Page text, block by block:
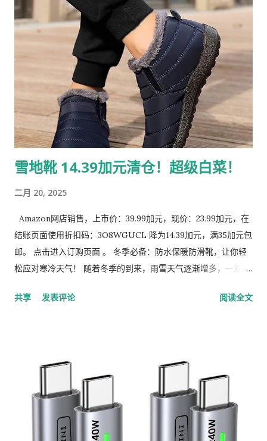
雪地靴 14.39加元清仓！超级白菜！
二月 20, 2025
Amazon网店销售，上市价：39.99加元，现价：23.99加元，在
结账页面使用折扣码：3O8WGUCL 降为14.39加元，满35加元包
邮。 点击进入订购页面 。 冬季必备：防水保暖防滑靴，让你轻
松应对寒冷天气！ 随着冬季的到来，雨雪天气逐渐增多，一双既
推荐一款多功能冬季靴子，它不仅防水、保暖，还具备防滑和舒
挡雨水、雪水或其他液体的侵入。无论是雨天还是雪天，它都能
确保你的双脚始终保持干爽。更棒的是，清洁起来也非常方便，
只需用布轻轻擦拭即可，完全不用担心污渍难以处理。 2. 透气保
暖内衬：温暖包裹双脚 靴子的内衬使用了优质的人造短绒，能够
完全包裹住双脚，提供极佳的保暖效果。即使在零下的寒冷天气
共享 发表评论 阅读全文